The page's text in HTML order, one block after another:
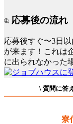
応募後の流れ
応募後すぐ〜3日以
が来ます！これは
に出られなかった
\ 質問に答
寮